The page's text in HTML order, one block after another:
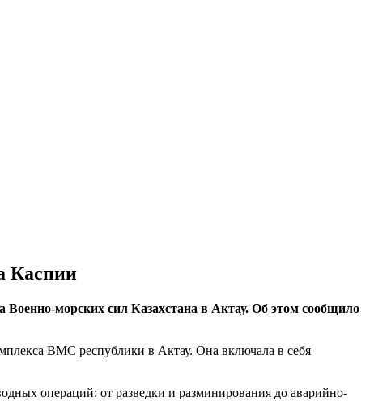
Каспии
Военно-морских сил Казахстана в Актау. Об этом сообщило
ВМС республики в Актау. Она включала в себя
операций: от разведки и разминирования до аварийно-